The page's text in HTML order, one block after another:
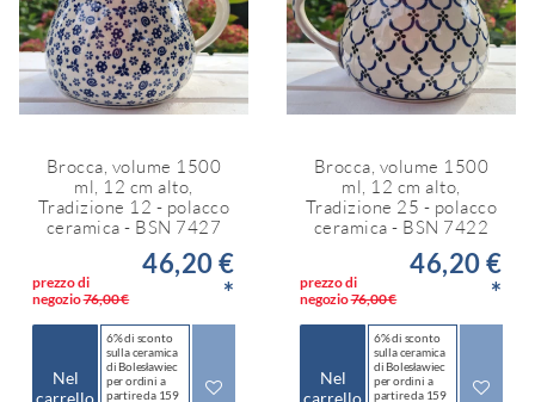
Brocca, volume 1500
ml, 12 cm alto,
Tradizione 12 - polacco
ceramica - BSN 7427
prezzo di
negozio76,00 €
46,20 €
*
Nel
6% di sconto
sulla ceramica
di Bolesławiec
per ordini a
partire da 159
Brocca, volume 1500
ml, 12 cm alto,
Tradizione 25 - polacco
ceramica - BSN 7422
prezzo di
negozio76,00 €
46,20 €
*
Nel
6% di sconto
sulla ceramica
di Bolesławiec
per ordini a
partire da 159